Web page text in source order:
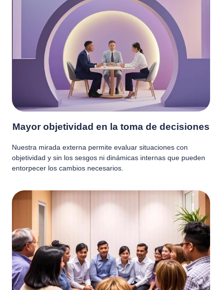
Mayor objetividad en la toma de decisiones
Nuestra mirada externa permite evaluar situaciones con
objetividad y sin los sesgos ni dinámicas internas que pueden
entorpecer los cambios necesarios.